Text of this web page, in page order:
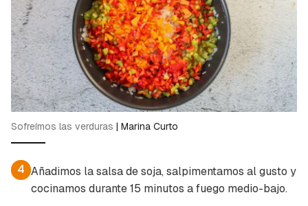
Guardar como favorito
Sofreímos las verduras | Marina Curto
4 Añadimos la salsa de soja, salpimentamos al gusto y
cocinamos durante 15 minutos a fuego medio-bajo.
Contenido enviado